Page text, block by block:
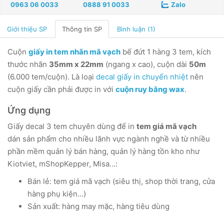
0963 06 0033 0888 91 0033 Zalo
Giới thiệu SP Thông tin SP Bình luận (1)
Cuộn giấy in tem nhãn mã vạch bế đứt 1 hàng 3 tem, kích
thước nhãn 35mm x 22mm (ngang x cao), cuộn dài 50m
(6.000 tem/cuộn). Là loại decal giấy in chuyển nhiệt nên
cuộn giấy cần phải được in với cuộn ruy băng wax.
Ứng dụng
Giấy decal 3 tem chuyên dùng để in tem giá mã vạch
dán sản phẩm cho nhiều lãnh vực ngành nghề và từ nhiều
phần mềm quản lý bán hàng, quản lý hàng tồn kho như
Kiotviet, mShopKepper, Misa...:
Bán lẻ: tem giá mã vạch (siêu thị, shop thời trang, cửa
hàng phụ kiện...)
Sản xuất: hàng may mặc, hàng tiêu dùng